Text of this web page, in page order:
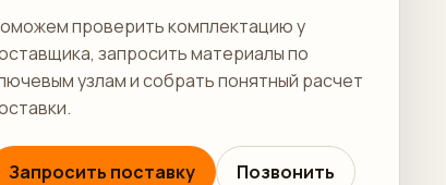
проверить комплектацию у
запросить материалы по
узлам и собрать понятный расчет
Запросить поставку Позвонить